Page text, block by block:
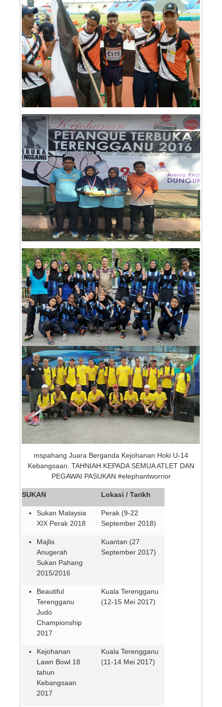
mspahang Juara Berganda Kejohanan Hoki U-14
Kebangsaan. TAHNIAH KEPADA SEMUA ATLET DAN
PEGAWAI PASUKAN #elephantworrior
SUKAN Lokasi / Tarikh
Sukan Malaysia
XIX Perak 2018
Perak (9-22
September 2018)
Majlis
Anugerah
Sukan Pahang
2015/2016
Kuantan (27
September 2017)
Beautiful
Terengganu
Judo
Championship
2017
Kuala Terengganu
(12-15 Mei 2017)
Kejohanan
Lawn Bowl 18
tahun
Kebangsaan
2017
Kuala Terengganu
(11-14 Mei 2017)